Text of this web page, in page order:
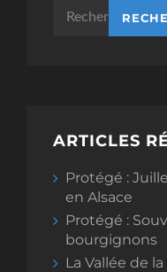
Rechercher :
ARTICLES
Protégé :
en Alsace
Protégé :
bourgignons
La Vallée de la